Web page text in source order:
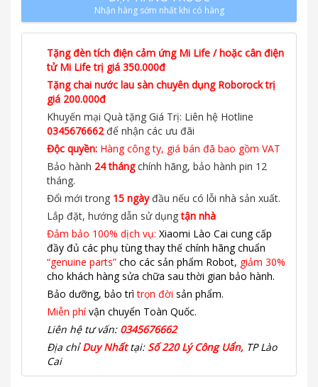
Nhận hàng sớm nhất khi có hàng
Tặng đèn tích điện cảm ứng Mi Life / hoặc cân điện
tử Mi Life trị giá 350.000đ
Tặng chai nước lau sàn chuyên dụng Roborock trị
giá 200.000đ
Khuyến mại Quà tặng Giá Trị: Liên hệ Hotline
0345676662để nhận các ưu đãi
Độc quyền: Hàng công ty, giá bán đã bao gồm VAT
Bảo hành 24 thángchính hãng, bảo hành pin 12
tháng.
Đổi mới trong 15 ngàyđầu nếu có lỗi nhà sản xuất.
Lắp đặt, hướng dẫn sử dụngtận nhà
Đảm bảo 100% dịch vụ: Xiaomi Lào Cai cung cấp
đầy đủ các phụ tùng thay thế chính hãng chuẩn
“genuine parts” cho các sản phẩm Robot, giảm 30%
cho khách hàng sửa chữa sau thời gian bảo hành.
Bảo dưỡng, bảo trìtrọn đời sản phẩm.
Miễn phívận chuyển Toàn Quốc.
Liên hệ tư vấn: 0345676662
Địa chỉDuy Nhấttại: Số 220 Lý Công Uẩn, TP Lào
Cai